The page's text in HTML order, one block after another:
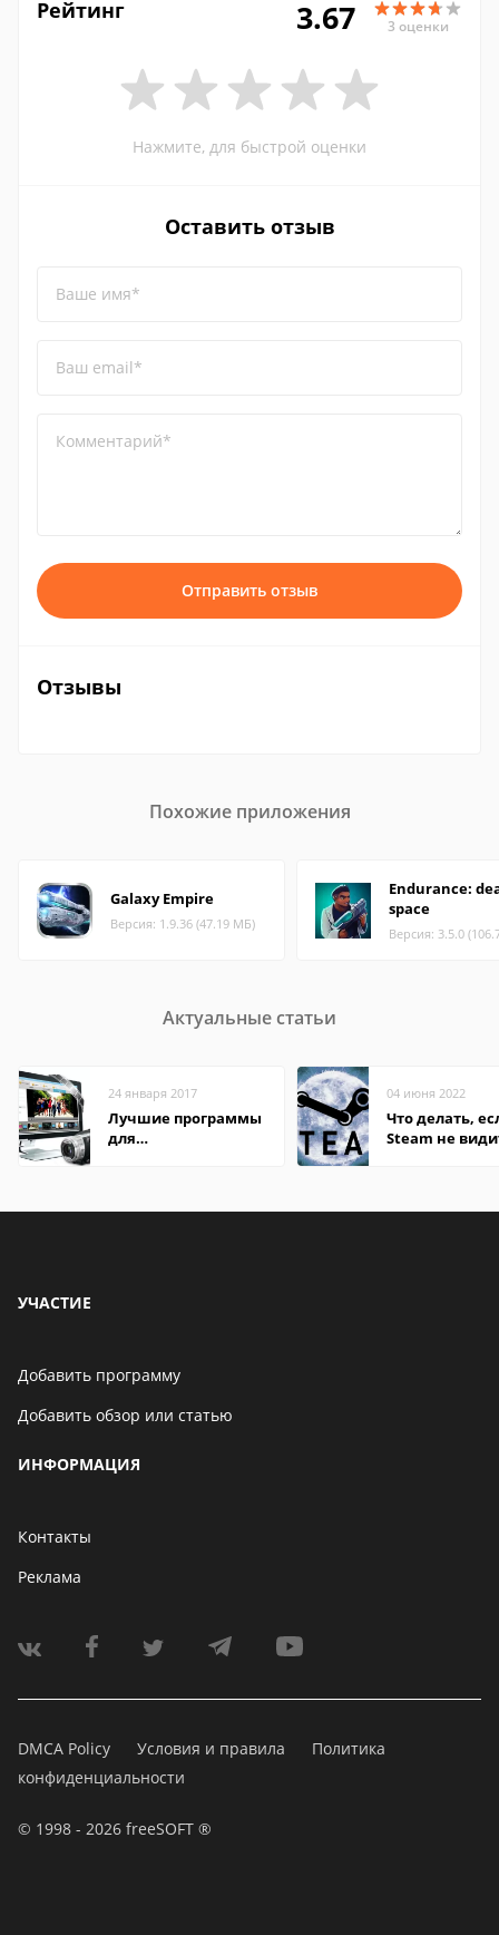
Рейтинг 3.67 3 оценки
Нажмите, для быстрой оценки
Оставить отзыв
Ваше имя*
Ваш email*
Комментарий*
Отправить отзыв
Отзывы
Похожие приложения
Galaxy Empire
Версия: 1.9.36 (47.19 МБ)
Endurance:
space
Версия: 3.5.0
Актуальные статьи
24 января 2017
Лучшие программы
для
04 июня 2022
Что делать,
Steam не
УЧАСТИЕ
Добавить программу
Добавить обзор или статью
ИНФОРМАЦИЯ
Контакты
Реклама
DMCA Policy Условия и правила
Политика
конфиденциальности
© 1998 - 2026 freeSOFT ®